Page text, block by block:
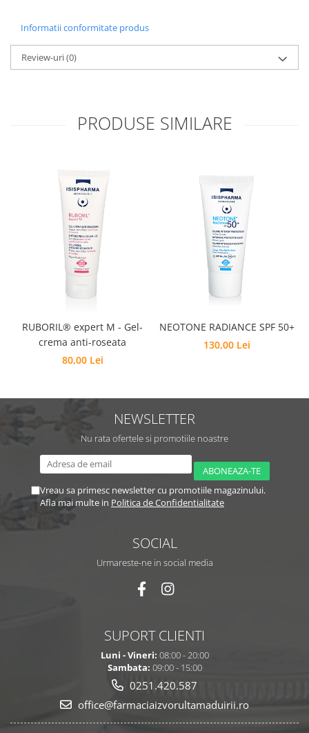
Informatii conformitate produs
Review-uri(0)
PRODUSE SIMILARE
RUBORIL® expert M - Gel-
crema anti-roseata
80,00 Lei
NEOTONE RADIANCE SPF 50+
130,00 Lei
NEWSLETTER
Nu rata ofertele si promotiile noastre
Vreau sa primesc newsletter cu promotiile magazinului.
Afla mai multe in Politica de Confidentialitate
SOCIAL
Urmareste-ne in social media
SUPORT CLIENTI
Luni - Vineri: 08:00 - 20:00
Sambata: 09:00 - 15:00
0251.420.587
office@farmaciaizvorultamaduirii.ro